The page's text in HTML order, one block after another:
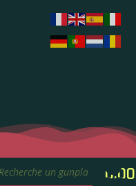
0.00